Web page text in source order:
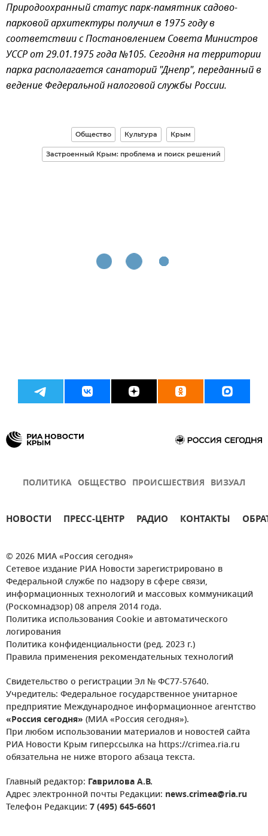
Природоохранный статус парк-памятник садово-
парковой архитектуры получил в 1975 году в
соответствии с Постановлением Совета Министров
УССР от 29.01.1975 года №105. Сегодня на территории
парка располагается санаторий "Днепр", переданный в
ведение Федеральной налоговой службы России.
Общество Культура Крым
Застроенный Крым: проблема и поиск решений
ПОЛИТИКА ОБЩЕСТВО ПРОИСШЕСТВИЯ ВИЗУАЛ
НОВОСТИ ПРЕСС-ЦЕНТР РАДИО КОНТАКТЫ
© 2026 МИА «Россия сегодня»
Сетевое издание РИА Новости зарегистрировано в
Федеральной службе по надзору в сфере связи,
информационных технологий и массовых коммуникаций
(Роскомнадзор) 08 апреля 2014 года.
Политика использования Cookie и автоматического
логирования
Политика конфиденциальности (ред. 2023 г.)
Правила применения рекомендательных технологий
Свидетельство о регистрации Эл № ФС77-57640.
Учредитель: Федеральное государственное унитарное
предприятие Международное информационное агентство
«Россия сегодня» (МИА «Россия сегодня»).
При любом использовании материалов и новостей сайта
РИА Новости Крым гиперссылка на https://crimea.ria.ru
обязательна не ниже второго абзаца текста.
Главный редактор: Гаврилова А.В.
Адрес электронной почты Редакции: news.crimea@ria.ru
Телефон Редакции: 7 (495) 645-6601